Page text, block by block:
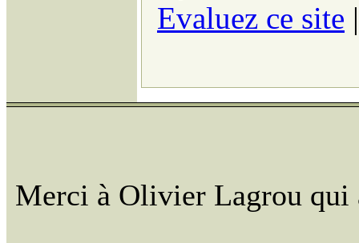
Evaluez ce site
Merci à Olivier Lagrou qui